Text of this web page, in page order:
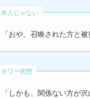
本人じゃない
「おや、召喚された方と
タワー状態
「しかも、関係ない方が